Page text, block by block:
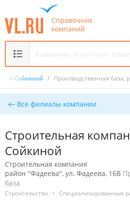
Справочник
компаний
Сойкиной / Производственная база,
Все филиалы компании
Строительная
Сойкиной
Строительная компания
район "Фадеева", ул. Фадеева, 16В
база
Строительство • Специализированные